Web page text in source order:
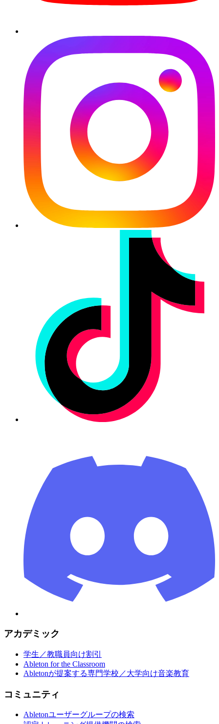
アカデミック
学生／教職員向け割引
Ableton for the Classroom
Abletonが提案する専門学校／大学向け音楽教育
コミュニティ
Abletonユーザーグループの検索